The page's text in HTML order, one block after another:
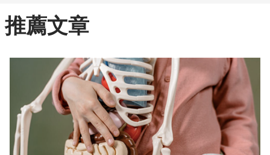
推薦文章